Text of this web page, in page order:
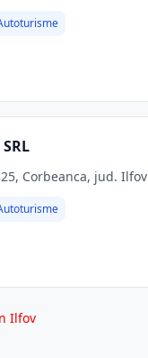
Corbeanca, jud. Ilfov
Ilfov